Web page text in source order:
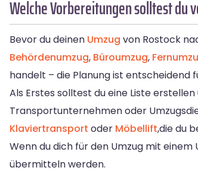
Welche Vorbereitungen solltest du
Bevor du deinen Umzug von Rostock
Behördenumzug, Büroumzug,
handelt – die Planung ist entscheidend
Als Erstes solltest du eine Liste
Transportunternehmen oder
Klaviertransport oder Möbellift,die du
Wenn du dich für den Umzug mit
übermitteln werden.